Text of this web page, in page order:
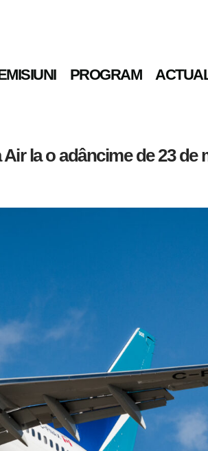
PROGRAM
la o adâncime de 23 de